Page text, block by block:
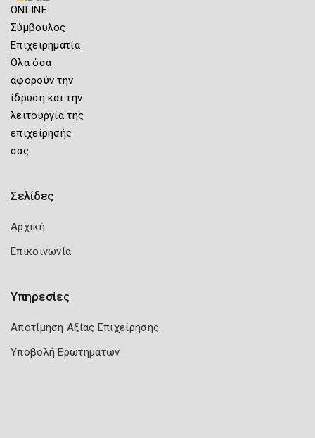
ONLINE
Σύμβουλος
Επιχειρηματία
Όλα όσα
αφορούν την
ίδρυση και την
λειτουργία της
επιχείρησής
σας.
Σελίδες
Αρχική
Επικοινωνία
Υπηρεσίες
Αποτίμηση Αξίας Επιχείρησης
Υποβολή Ερωτημάτων